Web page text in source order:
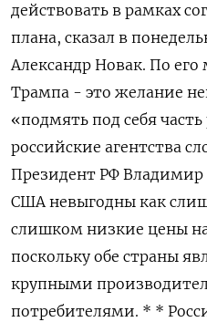
действовать в рамках
плана, сказал в
Александр Новак. По
Трампа - это желание
«подмять под себя
российские агентства
Президент РФ Владимир
США невыгодны как
слишком низкие цены
поскольку обе страны
крупными
потребителями. * *